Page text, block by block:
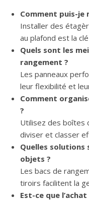
Comment puis-je
Installer des
au plafond est la
Quels sont les
rangement ?
Les panneaux
leur flexibilité et
Comment
?
Utilisez des boîtes
diviser et classer
Quelles
objets ?
Les bacs de
tiroirs facilitent la
Est-ce que